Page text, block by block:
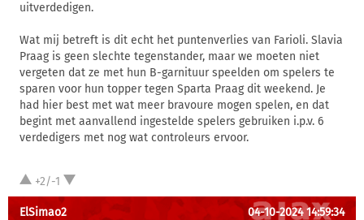
uitverdedigen.
Wat mij betreft is dit echt het puntenverlies van Farioli. Slavia
Praag is geen slechte tegenstander, maar we moeten niet
vergeten dat ze met hun B-garnituur speelden om spelers te
sparen voor hun topper tegen Sparta Praag dit weekend. Je
had hier best met wat meer bravoure mogen spelen, en dat
begint met aanvallend ingestelde spelers gebruiken i.p.v. 6
verdedigers met nog wat controleurs ervoor.
+2/-1
ElSimao2 04-10-2024 14:59:34